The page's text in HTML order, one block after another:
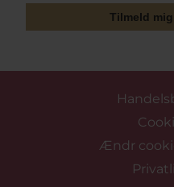
Tilmeld
Ændr